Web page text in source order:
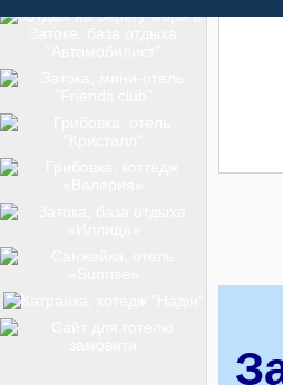
БАЗИ